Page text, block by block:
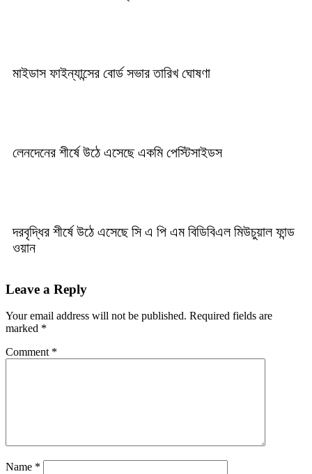
মাইডাস ফাইন্যান্সের বোর্ড সভার তারিখ ঘোষণা
লেনদেনের শীর্ষে উঠে এসেছে একমি পেস্টিসাইডস
দরবৃদ্ধির শীর্ষে উঠে এসেছে সি এ পি এম বিডিবিএল মিউচুয়াল ফান্ড
ওয়ান
Leave a Reply
Your email address will not be published. Required fields are
marked *
Comment *
Name *